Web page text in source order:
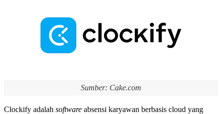
Sumber: Cake.com
Clockify adalah software absensi karyawan berbasis cloud yang